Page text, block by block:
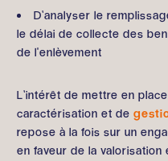
D’analyser le
le délai de collecte des
de l'enlèvement
L’intérêt de mettre en
caractérisation et de
repose à la fois sur un
en faveur de la